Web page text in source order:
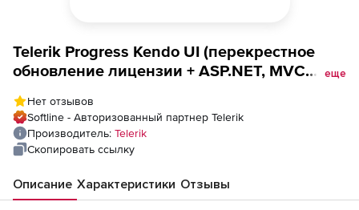
Telerik Progress Kendo UI (перекрестное
обновление лицензии + ASP.NET, MVC
техподдержкой Ultimate), Kendo UI +
ASP.NET (MVC &amp; Core), PHP, JSP
Developer License Ultimate Support to
JSP 60 day upgrade
еще
Нет отзывов
Softline - Авторизованный партнер Telerik
Производитель: Telerik
Скопировать ссылку
Описание Характеристики Отзывы